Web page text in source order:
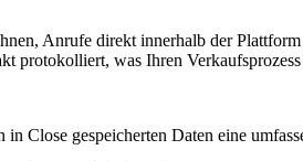
Anrufe direkt innerhalb der
was Ihren
Close gespeicherten Daten eine